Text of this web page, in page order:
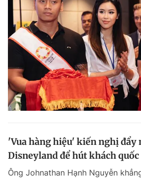
'Vua hàng hiệu' kiến nghị đẩy
Disneyland để hút khách quốc
Ông Johnathan Hạnh Nguyễn